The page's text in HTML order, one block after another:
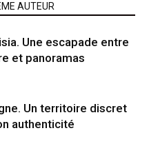
AUTEUR
Une escapade entre
et panoramas
Un territoire discret
authenticité